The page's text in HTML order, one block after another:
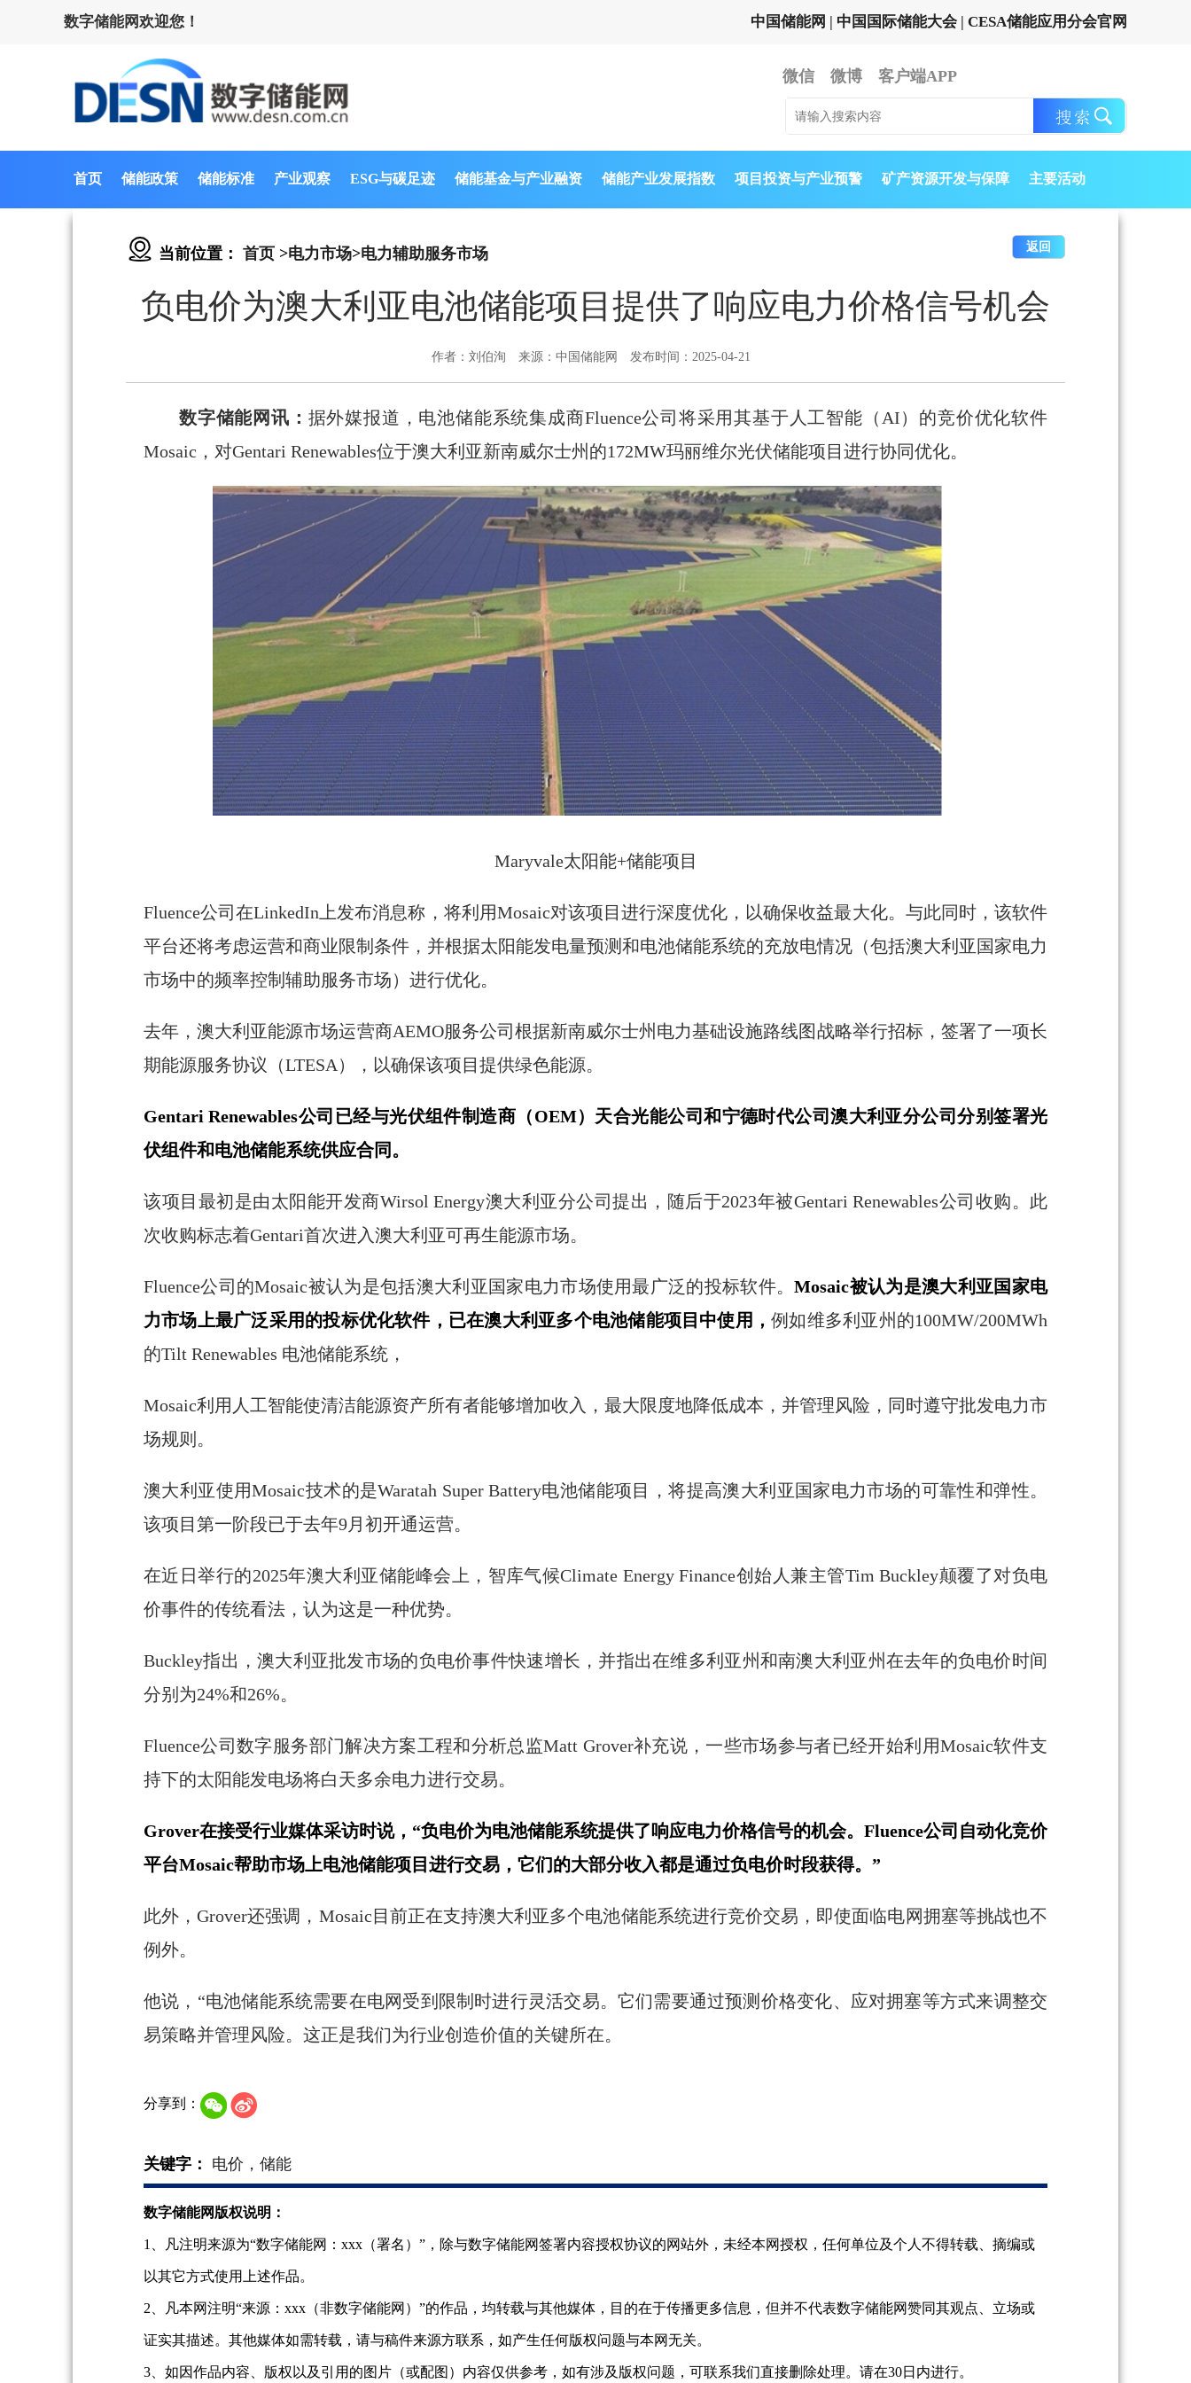
数字储能网欢迎您！ 中国储能网 | 中国国际储能大会 | CESA储能应用分会官网
微信 微博 客户端APP
首页 储能政策 储能标准 产业观察 ESG与碳足迹 储能基金与产业融资 储能产业发展指数 项目投资与产业预警 矿产资源开发与保障 主要活动
当前位置： 首页 >电力市场>电力辅助服务市场 返回
负电价为澳大利亚电池储能项目提供了响应电力价格信号机会
作者：刘伯洵 来源：中国储能网 发布时间：2025-04-21
数字储能网讯： 据外媒报道，电池储能系统集成商Fluence公司将采用其基于人工智能（AI）的竞价优化软件
Mosaic，对Gentari Renewables位于澳大利亚新南威尔士州的172MW玛丽维尔光伏储能项目进行协同优化。
Maryvale太阳能+储能项目
Fluence公司在LinkedIn上发布消息称，将利用Mosaic对该项目进行深度优化，以确保收益最大化。与此同时，该软件
平台还将考虑运营和商业限制条件，并根据太阳能发电量预测和电池储能系统的充放电情况（包括澳大利亚国家电力
市场中的频率控制辅助服务市场）进行优化。
去年，澳大利亚能源市场运营商AEMO服务公司根据新南威尔士州电力基础设施路线图战略举行招标，签署了一项长
期能源服务协议（LTESA），以确保该项目提供绿色能源。
Gentari Renewables公司已经与光伏组件制造商（OEM）天合光能公司和宁德时代公司澳大利亚分公司分别签署光
伏组件和电池储能系统供应合同。
该项目最初是由太阳能开发商Wirsol Energy澳大利亚分公司提出，随后于2023年被Gentari Renewables公司收购。此
次收购标志着Gentari首次进入澳大利亚可再生能源市场。
Fluence公司的Mosaic被认为是包括澳大利亚国家电力市场使用最广泛的投标软件。Mosaic被认为是澳大利亚国家电
力市场上最广泛采用的投标优化软件，已在澳大利亚多个电池储能项目中使用，例如维多利亚州的100MW/200MWh
的Tilt Renewables 电池储能系统，
Mosaic利用人工智能使清洁能源资产所有者能够增加收入，最大限度地降低成本，并管理风险，同时遵守批发电力市
场规则。
澳大利亚使用Mosaic技术的是Waratah Super Battery电池储能项目，将提高澳大利亚国家电力市场的可靠性和弹性。
该项目第一阶段已于去年9月初开通运营。
在近日举行的2025年澳大利亚储能峰会上，智库气候Climate Energy Finance创始人兼主管Tim Buckley颠覆了对负电
价事件的传统看法，认为这是一种优势。
Buckley指出，澳大利亚批发市场的负电价事件快速增长，并指出在维多利亚州和南澳大利亚州在去年的负电价时间
分别为24%和26%。
Fluence公司数字服务部门解决方案工程和分析总监Matt Grover补充说，一些市场参与者已经开始利用Mosaic软件支
持下的太阳能发电场将白天多余电力进行交易。
Grover在接受行业媒体采访时说，“负电价为电池储能系统提供了响应电力价格信号的机会。Fluence公司自动化竞价
平台Mosaic帮助市场上电池储能项目进行交易，它们的大部分收入都是通过负电价时段获得。”
此外，Grover还强调，Mosaic目前正在支持澳大利亚多个电池储能系统进行竞价交易，即使面临电网拥塞等挑战也不
例外。
他说，“电池储能系统需要在电网受到限制时进行灵活交易。它们需要通过预测价格变化、应对拥塞等方式来调整交
易策略并管理风险。这正是我们为行业创造价值的关键所在。
分享到：
关键字： 电价，储能
数字储能网版权说明：
1、凡注明来源为“数字储能网：xxx（署名）”，除与数字储能网签署内容授权协议的网站外，未经本网授权，任何单位及个人不得转载、摘编或
以其它方式使用上述作品。
2、凡本网注明“来源：xxx（非数字储能网）”的作品，均转载与其他媒体，目的在于传播更多信息，但并不代表数字储能网赞同其观点、立场或
证实其描述。其他媒体如需转载，请与稿件来源方联系，如产生任何版权问题与本网无关。
3、如因作品内容、版权以及引用的图片（或配图）内容仅供参考，如有涉及版权问题，可联系我们直接删除处理。请在30日内进行。